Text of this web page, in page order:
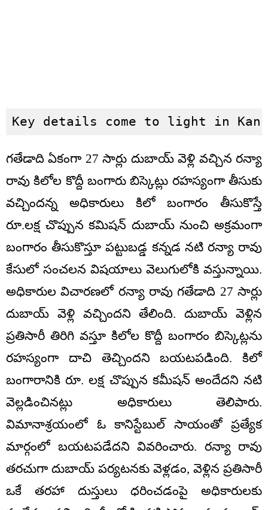
Key details come to light in
గతేడాది ఏకంగా 27 సార్లు దుబాయ్ వెళ్లి వచ్చిన రన్యా
రావు కిలోల కొద్దీ బంగారు బిస్కెట్లు రహస్యంగా తీసుకు
వచ్చిందన్న అధికారులు కిలో బంగారం తీసుకొస్తే
రూ.లక్ష చొప్పున కమిషన్ దుబాయ్ నుంచి అక్రమంగా
బంగారం తీసుకొస్తూ పట్టుబడ్డ కన్నడ నటి రన్యా రావు
కేసులో సంచలన విషయాలు వెలుగులోకి వస్తున్నాయి.
అధికారుల విచారణలో రన్యా రావు గతేడాది 27 సార్లు
దుబాయ్ వెళ్లి వచ్చిందని తేలింది. దుబాయ్ వెళ్లిన
ప్రతిసారీ తిరిగి వస్తూ కిలోల కొద్దీ బంగారం బిస్కెట్లను
రహస్యంగా దాచి తెచ్చిందని బయటపడింది. కిలో
బంగారానికి రూ. లక్ష చొప్పున కమీషన్ అందేదని నటి
వెల్లడించినట్లు అధికారులు తెలిపారు.
విమానాశ్రయంలో ఓ కానిస్టేబుల్ సాయంతో ప్రత్యేక
మార్గంలో బయటపడేదని వివరించారు. రన్యా రావు
తరచుగా దుబాయ్ పర్యటనకు వెళ్లడం, వెళ్లిన ప్రతిసారీ
ఒకే తరహా దుస్తులు ధరించడంపై అధికారులకు